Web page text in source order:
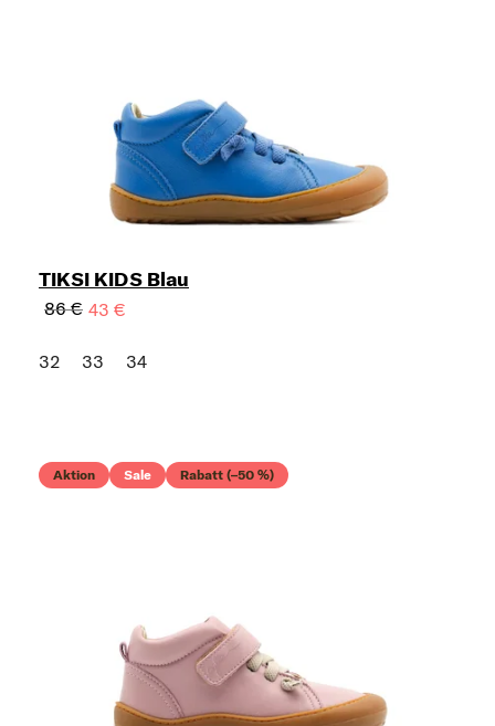
TIKSI KIDS Blau
86 € 43 €
32 33 34
Aktion Sale Rabatt (–50 %)